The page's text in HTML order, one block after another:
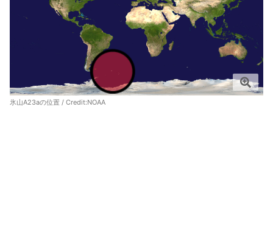
氷山A23aの位置 / Credit:NOAA